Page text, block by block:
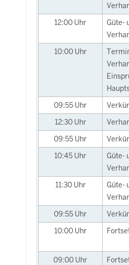
12:00 Uhr
Güte-
10:00 Uhr
09:55 Uhr
12:30 Uhr
09:55 Uhr
10:45 Uhr
Güte-
11:30 Uhr
Güte-
09:55 Uhr
10:00 Uhr
09:00 Uhr